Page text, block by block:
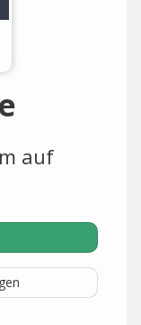
auf